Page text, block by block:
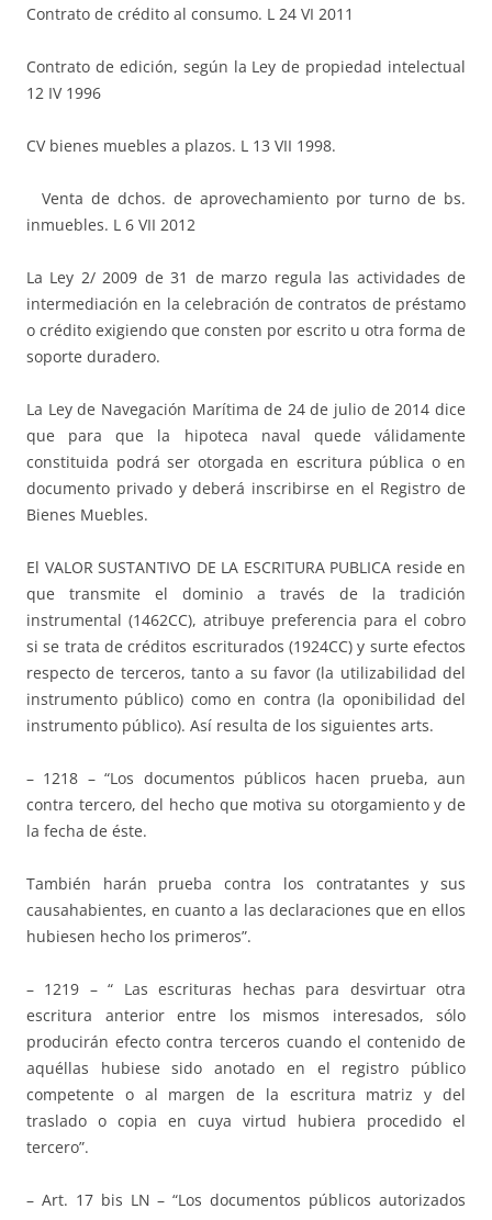
Contrato de crédito al consumo. L 24 VI 2011
Contrato de edición, según la Ley de propiedad intelectual
12 IV 1996
CV bienes muebles a plazos. L 13 VII 1998.
Venta de dchos. de aprovechamiento por turno de bs.
inmuebles. L 6 VII 2012
La Ley 2/ 2009 de 31 de marzo regula las actividades de
intermediación en la celebración de contratos de préstamo
o crédito exigiendo que consten por escrito u otra forma de
soporte duradero.
La Ley de Navegación Marítima de 24 de julio de 2014 dice
que para que la hipoteca naval quede válidamente
constituida podrá ser otorgada en escritura pública o en
documento privado y deberá inscribirse en el Registro de
Bienes Muebles.
El VALOR SUSTANTIVO DE LA ESCRITURA PUBLICA reside en
que transmite el dominio a través de la tradición
instrumental (1462CC), atribuye preferencia para el cobro
si se trata de créditos escriturados (1924CC) y surte efectos
respecto de terceros, tanto a su favor (la utilizabilidad del
instrumento público) como en contra (la oponibilidad del
instrumento público). Así resulta de los siguientes arts.
– 1218 – “Los documentos públicos hacen prueba, aun
contra tercero, del hecho que motiva su otorgamiento y de
la fecha de éste.
También harán prueba contra los contratantes y sus
causahabientes, en cuanto a las declaraciones que en ellos
hubiesen hecho los primeros”.
– 1219 – “ Las escrituras hechas para desvirtuar otra
escritura anterior entre los mismos interesados, sólo
producirán efecto contra terceros cuando el contenido de
aquéllas hubiese sido anotado en el registro público
competente o al margen de la escritura matriz y del
traslado o copia en cuya virtud hubiera procedido el
tercero”.
– Art. 17 bis LN – “Los documentos públicos autorizados